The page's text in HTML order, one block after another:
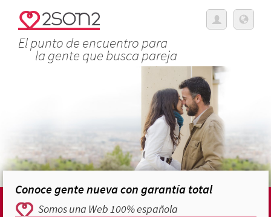
El punto de encuentro para
la gente que busca pareja
Conoce gente nueva con garantía total
Somos una Web 100% española